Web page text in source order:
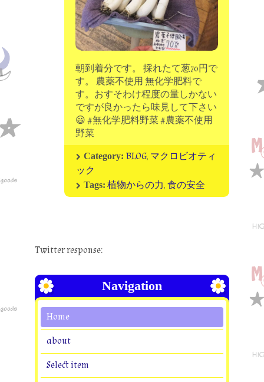
Store
minna kitchen komeco
朝到着分です。 採れたて葱70円で
す。 農薬不使用 無化学肥料で
す。おすそわけ程度の量しかない
ですが良かったら味見して下さい
😃 #無化学肥料野菜 #農薬不使用
野菜
Category: BLOG, マクロビオティ
ック
Tags: 植物からの力,食の安全
Twitter response:
Navigation
Home
about
Select item